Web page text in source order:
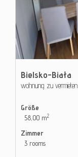
Bielsko-Biała
wohnung zu vermieten
Größe
58,00 m2
Zimmer
3 rooms